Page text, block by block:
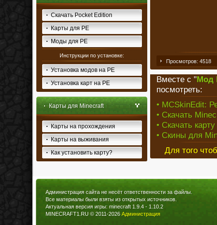
Скачать Pocket Edition
Карты для PE
Моды для PE
Инструкции по установке:
Установка модов на PE
Установка карт на PE
Карты для Minecraft
Карты на прохождения
Карты на выживания
Как установить карту?
Просмотров: 4518
Вместе с "Мод
посмотреть:
• MCSkinEdit:
• Скачать
• Скачать
• Скины для
Для того
Администрация сайта не несёт ответственности за файлы.
Все материалы были взяты из открытых источников.
Актуальная версия игры: minecraft 1.9.4 - 1.10.2
MINECRAFT1.RU © 2011-2026 Администрация